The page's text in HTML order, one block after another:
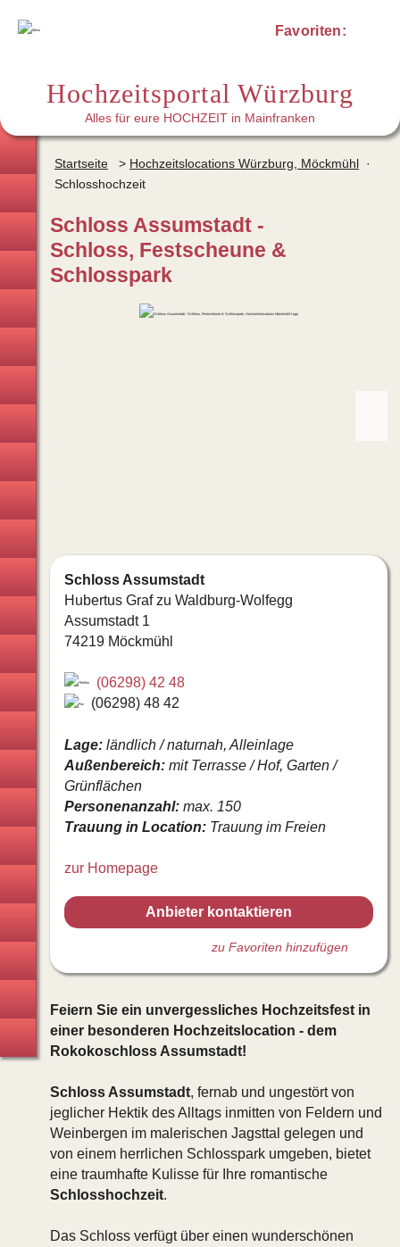
Favoriten:
Hochzeitsportal Würzburg
Alles für eure HOCHZEIT in Mainfranken
Brautmode · Hochzeitsanzug
Trauringe
Hochzeitslocations
Hochzeitstorte
Musiker · DJ's · Bands
Hochzeitsauto · Kutsche
Feuerwerk · Lasershow
Technik · Verleih · Zelte
Coaching · Paarberatung
JunggesellInnenabschied
Hochzeitsversicherung
Startseite > Hochzeitslocations Würzburg, Möckmühl ·
Schlosshochzeit
Schloss Assumstadt -
Schloss, Festscheune &
Schlosspark
Schloss Assumstadt
Hubertus Graf zu Waldburg-Wolfegg
Assumstadt 1
74219 Möckmühl
(06298) 42 48
(06298) 48 42
Lage: ländlich / naturnah, Alleinlage
Außenbereich: mit Terrasse / Hof, Garten /
Grünflächen
Personenanzahl: max. 150
Trauung in Location: Trauung im Freien
zur Homepage
Anbieter kontaktieren
zu Favoriten hinzufügen
Feiern Sie ein unvergessliches Hochzeitsfest in
einer besonderen Hochzeitslocation - dem
Rokokoschloss Assumstadt!
Schloss Assumstadt, fernab und ungestört von
jeglicher Hektik des Alltags inmitten von Feldern und
Weinbergen im malerischen Jagsttal gelegen und
von einem herrlichen Schlosspark umgeben, bietet
eine traumhafte Kulisse für Ihre romantische
Schlosshochzeit.
Das Schloss verfügt über einen wunderschönen